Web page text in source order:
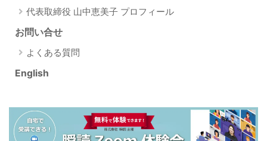
代表取締役 山中恵美子 プロフィール
お問い合せ
よくある質問
English